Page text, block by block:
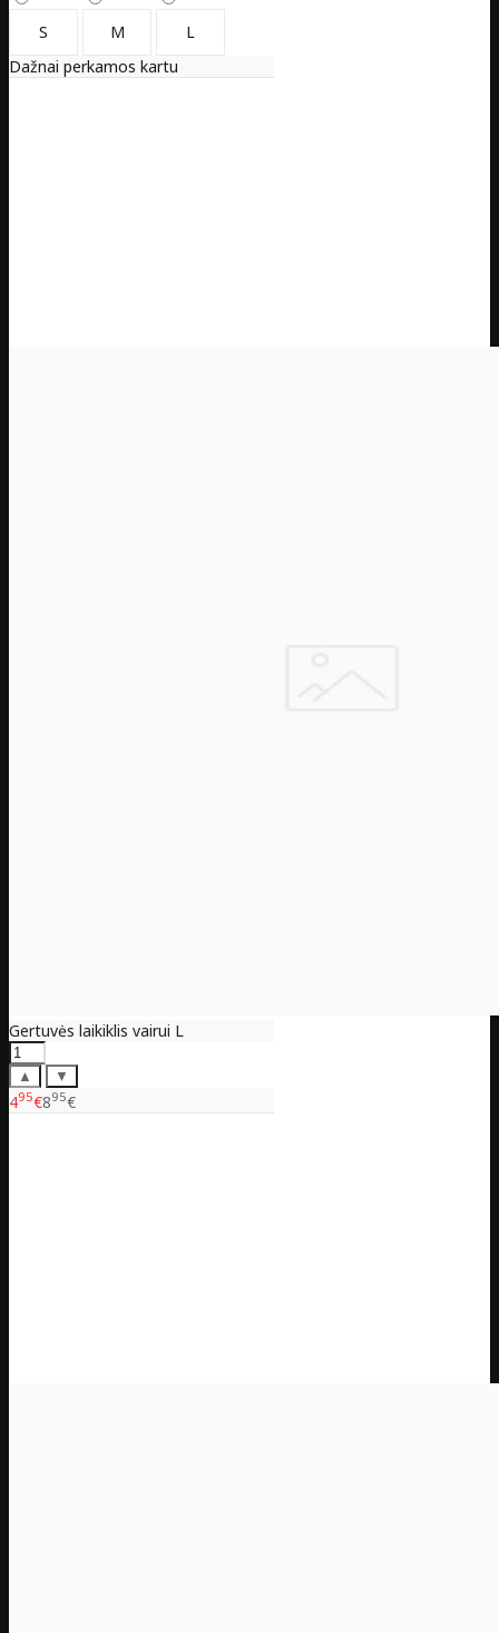
S M
L
Dažnai perkamos kartu
Gertuvės laikiklis vairui L
▲ ▼
495€895€